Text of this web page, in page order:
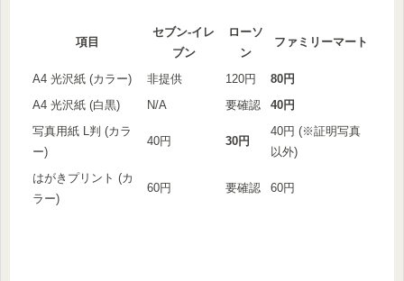
項目
セブン-イレ
ブン
ローソ
ン
ファミリーマート
A4 光沢紙 (カラー) 非提供 120円
80円
A4 光沢紙 (白黒)
N/A 要確認
40円
写真用紙 L判 (カラ
ー)
40円 30円
40円 (※証明写真
以外)
はがきプリント (カ
ラー)
60円 要確認 60円